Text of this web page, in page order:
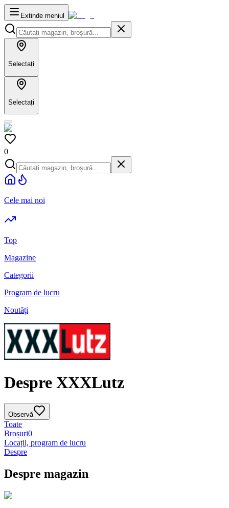
Extinde meniul
Selectați
Selectați
0
Cele mai noi
Top
Magazine
Categorii
Program de lucru
Noutăți
Despre XXXLutz
Observă
Toate
Broșuri0
Locații, program de lucru
Despre
Despre magazin